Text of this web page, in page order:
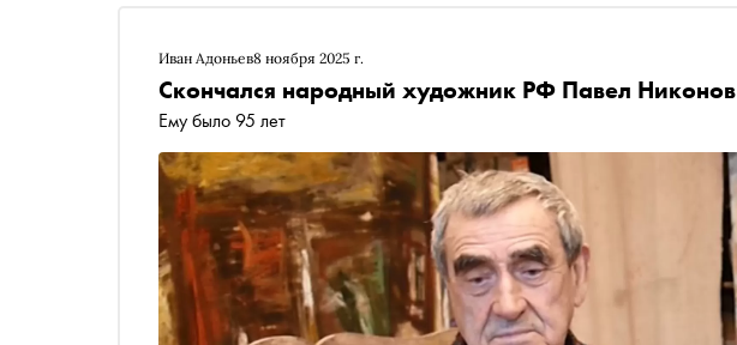
Иван Адоньев8 ноября 2025 г.
Скончался народный художник РФ Павел Никонов
Ему было 95 лет